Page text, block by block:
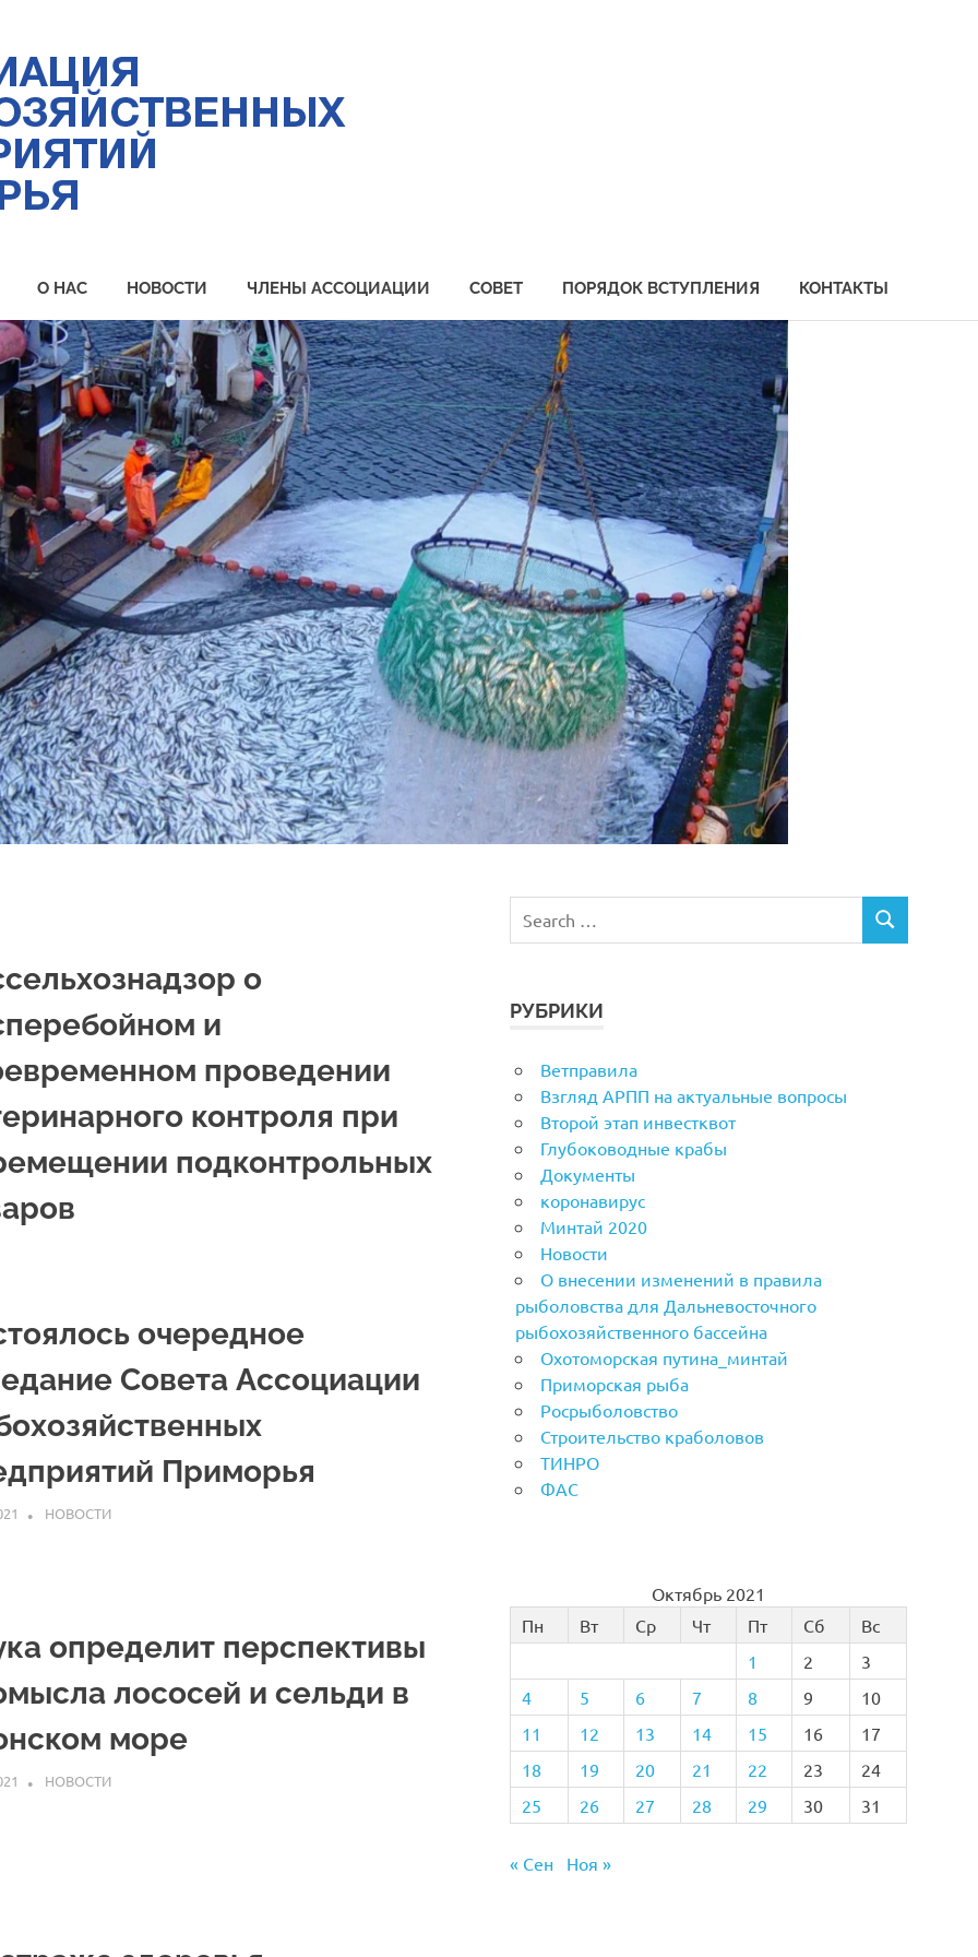
О НАС НОВОСТИ ЧЛЕНЫ АССОЦИАЦИИ СОВЕТ ПОРЯДОК ВСТУПЛЕНИЯ КОНТАКТЫ
о
и
проведении
контроля при
подконтрольных
очередное
Совета Ассоциации
Приморья
ARPP
НОВОСТИ
определит перспективы
лососей и сельди в
море
ARPP
НОВОСТИ
РУБРИКИ
Ветправила
Взгляд АРПП на актуальные вопросы
Второй этап инвестквот
Глубоководные крабы
Документы
коронавирус
Минтай 2020
Новости
О внесении изменений в правила
рыболовства для Дальневосточного
рыбохозяйственного бассейна
Охотоморская путина_минтай
Приморская рыба
Росрыболовство
Строительство краболовов
ТИНРО
ФАС
Октябрь 2021
Пн
Вт Ср Чт Пт Сб
Вс
1
2
3
4
5 6 7 8 9
10
11
12 13 14 15 16
17
18
19 20 21 22 23
24
25
26 27 28 29 30 31
« Сен Ноя »